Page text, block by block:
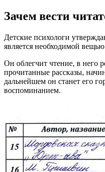
Зачем вести
Детские психологи
является необходимой
Он облегчит чтение, в него
прочитанные рассказы,
дальнейшем он станет его
воспоминанием.